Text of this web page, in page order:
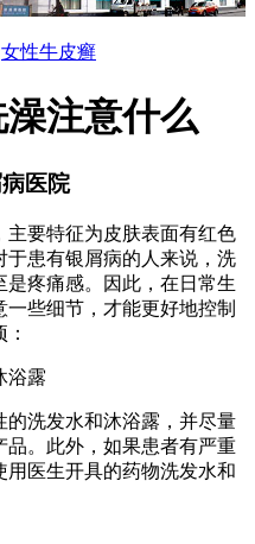
女性牛皮癣
注意什么
医院
要特征为皮肤表面有红色
患有银屑病的人来说，洗
疼痛感。因此，在日常生
些细节，才能更好地控制
浴露
洗发水和沐浴露，并尽量
。此外，如果患者有严重
医生开具的药物洗发水和